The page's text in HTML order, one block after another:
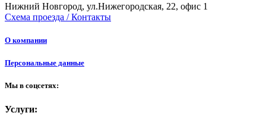
Нижний Новгород, ул.Нижегородская, 22, офис 1
Схема проезда / Контакты
О компании
Персональные данные
Мы в соцсетях:
Услуги: